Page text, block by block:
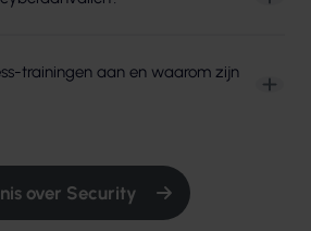
trainingen aan en waarom zijn
over Security